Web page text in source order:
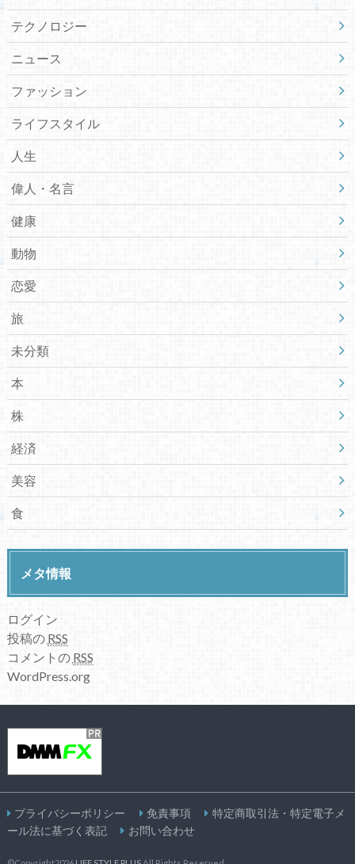
テクノロジー
ニュース
ファッション
ライフスタイル
人生
偉人・名言
健康
動物
恋愛
旅
未分類
本
株
経済
美容
食
メタ情報
ログイン
投稿の RSS
コメントの RSS
WordPress.org
プライバシーポリシー 免責事項
特定商取引法・特定電子メ
ール法に基づく表記
お問い合わせ